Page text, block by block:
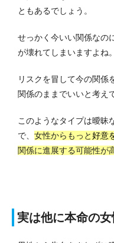
ともあるでしょう。
せっかく今いい関係なの
が壊れてしまいますよね。
リスクを冒して今の関係
関係のままでいいと考え
このようなタイプは曖昧
で、 女性からもっと好意
関係に進展する可能性が
実は他に本命の